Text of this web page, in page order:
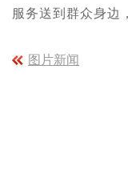
服务送到群众身边
图片新闻